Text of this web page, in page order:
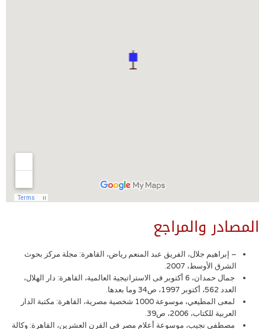
المصادر والمراجع
– إبراهيم جلال، الفريق عبد المنعم رياض، القاهرة: مجلة مركز بحوث
الشرق الأوسط، 2007.
جمال حمدان، 6 أكتوبر فى الاستراتيجية العالمية، القاهرة: دار الهلال،
العدد 562، أكتوبر 1997، ص34 وما بعدها.
لمعى المطيعي، موسوعة 1000 شخصية مصرية، القاهرة: مكتبة الدار
العربية للكتاب، 2006، ص39.
مصطفى نجيب، موسوعة أعلام مصر في القرن العشرين، القاهرة: وكالة